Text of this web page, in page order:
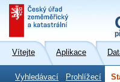
Vítejte Aplikace
Vyhledávací Prohlížecí